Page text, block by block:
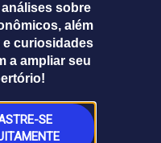
sobre
além
curiosidades
a ampliar seu
SE
em
real
Broadcast
Tudo sobre o
agronegócio
Broadcast
Broadcast
1